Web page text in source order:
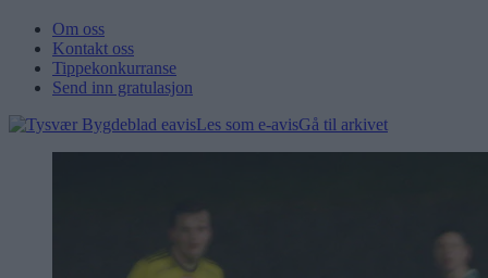
Om oss
Kontakt oss
Tippekonkurranse
Send inn gratulasjon
Les som e-avisGå til arkivet